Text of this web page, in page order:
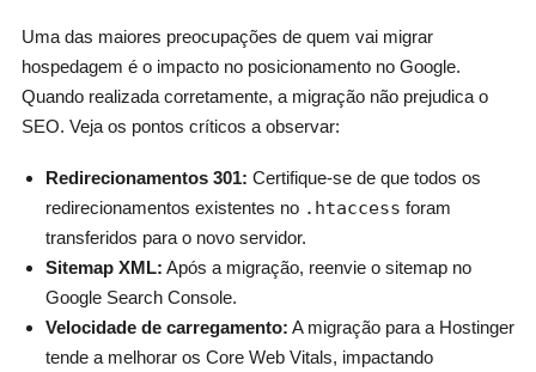
Uma das maiores preocupações de quem vai migrar
hospedagem é o impacto no posicionamento no Google.
Quando realizada corretamente, a migração não prejudica o
SEO. Veja os pontos críticos a observar:
Redirecionamentos 301: Certifique-se de que todos os
redirecionamentos existentes no .htaccess foram
transferidos para o novo servidor.
Sitemap XML: Após a migração, reenvie o sitemap no
Google Search Console.
Velocidade de carregamento: A migração para a Hostinger
tende a melhorar os Core Web Vitals, impactando